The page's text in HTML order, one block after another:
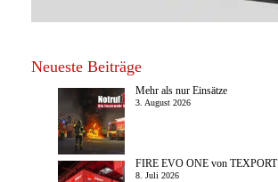
Neueste Beiträge
Mehr als nur Einsätze
3. August 2026
FIRE EVO ONE von TEXPORT
8. Juli 2026